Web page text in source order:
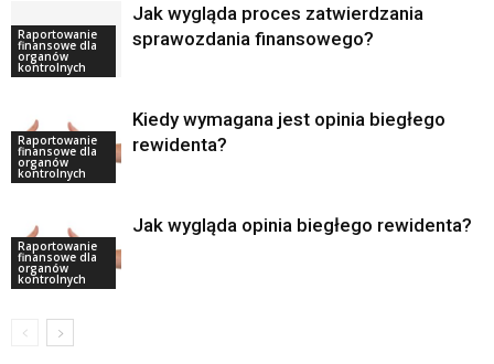
Raportowanie
finansowe dla
organów
kontrolnych
Jak wygląda proces zatwierdzania
sprawozdania finansowego?
Raportowanie
finansowe dla
organów
kontrolnych
Kiedy wymagana jest opinia biegłego
rewidenta?
Raportowanie
finansowe dla
organów
kontrolnych
Jak wygląda opinia biegłego rewidenta?